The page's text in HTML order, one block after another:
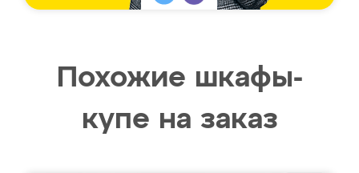
Похожие шкафы-
купе на заказ